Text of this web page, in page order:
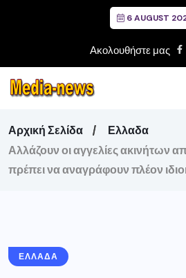
6 AUGUST
Ακολουθήστε μας
Αρχική Σελίδα
Ελλαδα
Αλλάζουν οι αγγελίες ακινήτων
πρέπει να αναγράφουν πλέον
ΕΛΛΑΔΑ